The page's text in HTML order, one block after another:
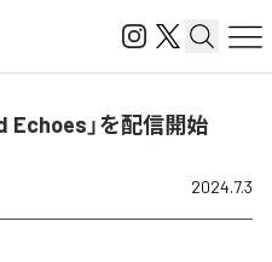
Echoes」を配信開始
2024.7.3